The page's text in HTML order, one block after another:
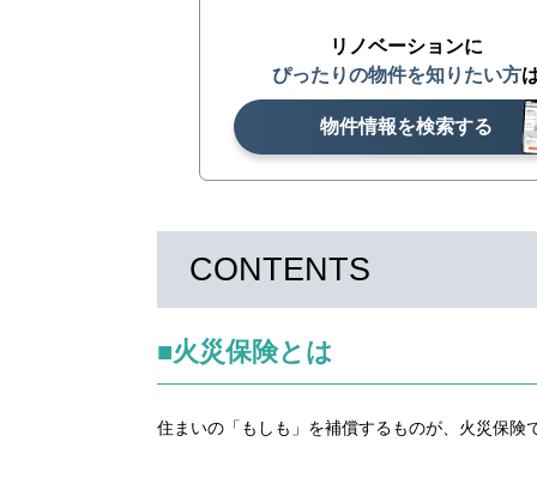
リノベーションに
ぴったりの物件を知りたい方
物件情報を検索する
CONTENTS
■火災保険とは
住まいの「もしも」を補償するものが、火災保険